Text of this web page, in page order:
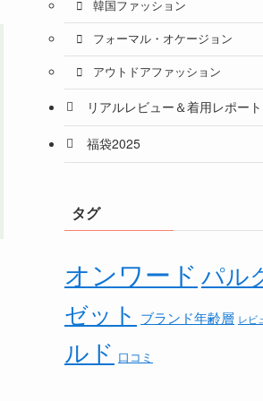
韓国ファッション
フォーマル・オケージョン
アウトドアファッション
リアルレビュー＆着用レポート
福袋2025
タグ
オンワード パル
ゼット ブランド年齢層 レビ
ルド 口コミ